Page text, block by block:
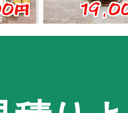
19,000円